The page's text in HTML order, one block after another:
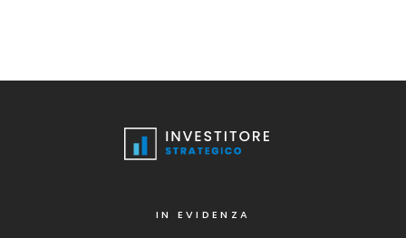
IN EVIDENZA